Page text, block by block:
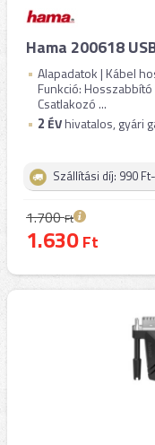
Hama 200618
Alapadatok | Kábel
Funkció:
Csatlakozó ...
2 ÉVhivatalos, gyári
Szállítási díj: 990
1.700Ft
1.630Ft